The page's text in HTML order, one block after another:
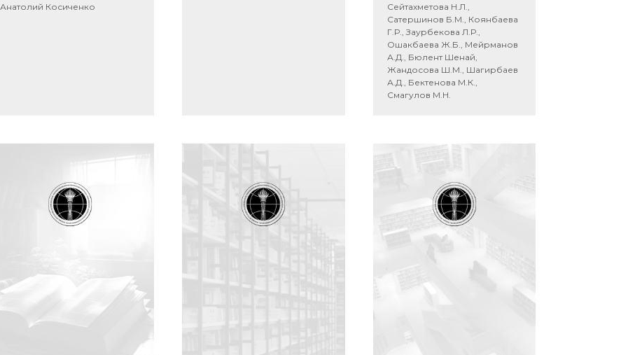
Анатолий Косиченко
Сейтахметова Н.Л.,
Сатершинов Б.М., Коянбаева
Г.Р., Заурбекова Л.Р.,
Ошакбаева Ж.Б., Мейрманов
А.Д., Бюлент Шенай,
Жандосова Ш.М., Шагирбаев
А.Д., Бектенова М.К.,
Смагулов М.Н.